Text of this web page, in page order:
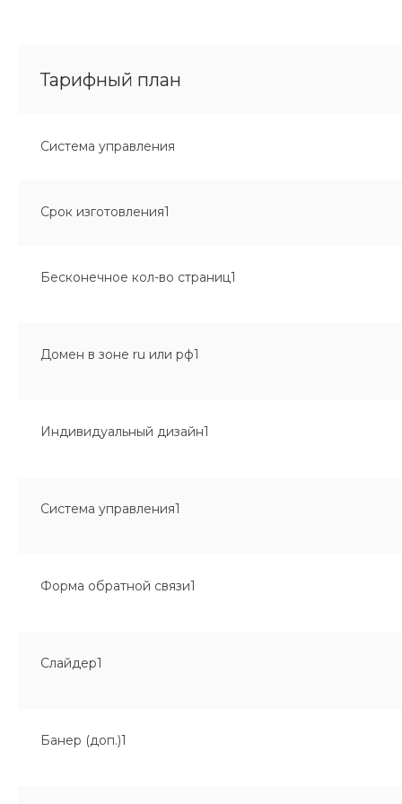
Тарифный план
Система управления
Срок изготовления1
Бесконечное кол-во страниц1
Домен в зоне ru или рф1
Индивидуальный дизайн1
Система управления1
Форма обратной связи1
Слайдер1
Банер (доп.)1